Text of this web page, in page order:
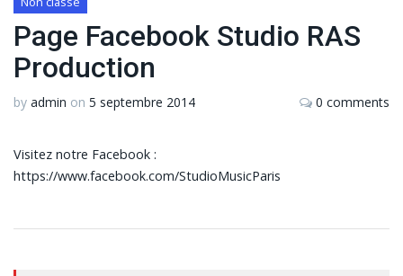
Page Facebook Studio RAS
Production
by admin on 5 septembre 2014 0 comments
Visitez notre Facebook :
https://www.facebook.com/StudioMusicParis